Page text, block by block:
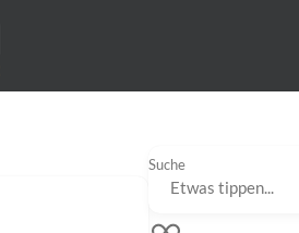
Suche